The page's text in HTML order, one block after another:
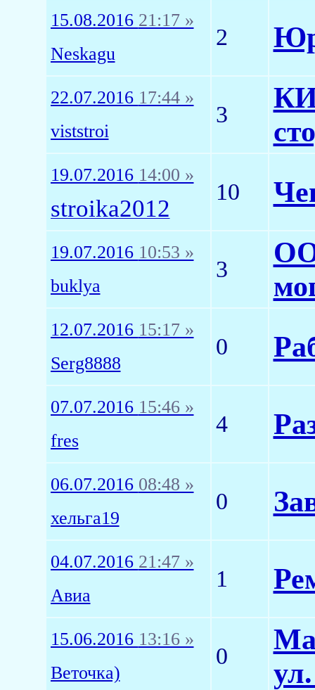
15.08.2016 21:17 »
Neskagu
2
22.07.2016 17:44 »
viststroi
3
19.07.2016 14:00 »
stroika2012
10
19.07.2016 10:53 »
buklya
3
12.07.2016 15:17 »
Serg8888
0
07.07.2016 15:46 »
fres
4
06.07.2016 08:48 »
хельга19
0
04.07.2016 21:47 »
Авиа
1
15.06.2016 13:16 »
Веточка)
0